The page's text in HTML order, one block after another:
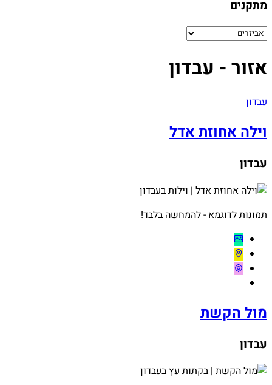
מתקנים
אזור - עבדון
עבדון
וילה אחוזת אדל
עבדון
תמונות לדוגמא - להמחשה בלבד!
מול הקשת
עבדון